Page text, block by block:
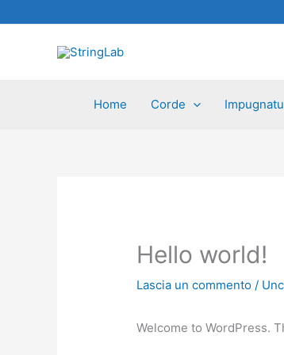
Home Corde
Hello world!
Lascia un commento /
Welcome to WordPress.